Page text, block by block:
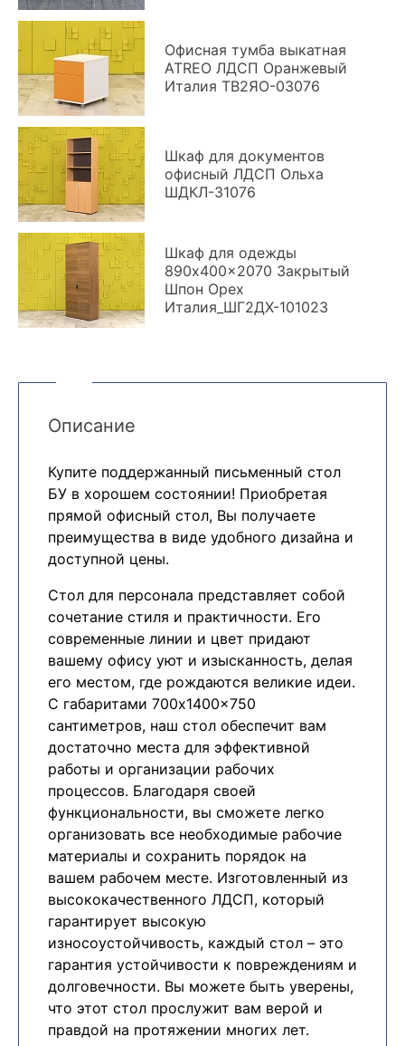
Офисная тумба выкатная
ATREO ЛДСП Оранжевый
Италия ТВ2ЯО-03076
Шкаф для документов
офисный ЛДСП Ольха
ШДКЛ-31076
Шкаф для одежды
890x400x2070 Закрытый
Шпон Орех
Италия_ШГ2ДХ-101023
Описание
Купите поддержанный письменный стол
БУ в хорошем состоянии! Приобретая
прямой офисный стол, Вы получаете
преимущества в виде удобного дизайна и
доступной цены.
Cтол для персонала представляет собой
сочетание стиля и практичности. Его
современные линии и цвет придают
вашему офису уют и изысканность, делая
его местом, где рождаются великие идеи.
С габаритами 700x1400x750
сантиметров, наш стол обеспечит вам
достаточно места для эффективной
работы и организации рабочих
процессов. Благодаря своей
функциональности, вы сможете легко
организовать все необходимые рабочие
материалы и сохранить порядок на
вашем рабочем месте. Изготовленный из
высококачественного ЛДСП, который
гарантирует высокую
износоустойчивость, каждый стол – это
гарантия устойчивости к повреждениям и
долговечности. Вы можете быть уверены,
что этот стол прослужит вам верой и
правдой на протяжении многих лет.